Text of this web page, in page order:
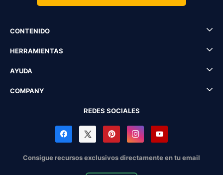
CONTENIDO
HERRAMIENTAS
AYUDA
COMPANY
REDES SOCIALES
Consigue recursos exclusivos directamente en tu email